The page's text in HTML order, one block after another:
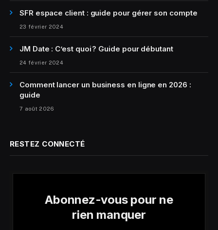
SFR espace client : guide pour gérer son compte
23 février 2024
JM Date : C’est quoi ? Guide pour débutant
24 février 2024
Comment lancer un business en ligne en 2026 :
guide
7 août 2026
RESTEZ CONNECTÉ
Abonnez-vous pour ne
rien manquer